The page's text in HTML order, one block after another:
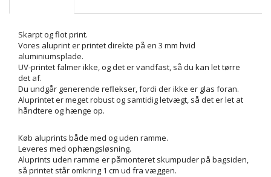
Skarpt og flot print.
Vores aluprint er printet direkte på en 3 mm hvid
aluminiumsplade.
UV-printet falmer ikke, og det er vandfast, så du kan let tørre
det af.
Du undgår generende reflekser, fordi der ikke er glas foran.
Aluprintet er meget robust og samtidig letvægt, så det er let at
håndtere og hænge op.
Køb aluprints både med og uden ramme.
Leveres med ophængsløsning.
Aluprints uden ramme er påmonteret skumpuder på bagsiden,
så printet står omkring 1 cm ud fra væggen.